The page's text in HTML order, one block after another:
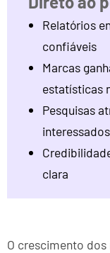
Relatórios
confiáveis
Marcas
estatísticas
Pesquisas
interessados
clara
O crescimento